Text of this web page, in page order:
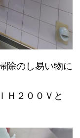
除のし易い物に
Ｈ２００Ｖと